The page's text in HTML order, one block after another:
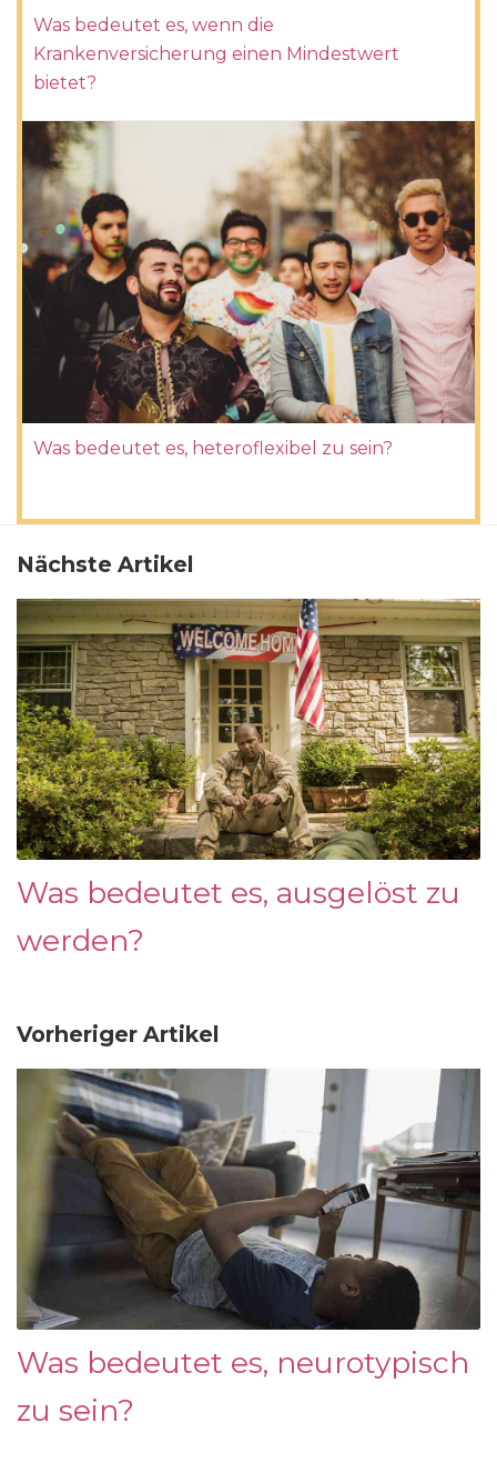
Was bedeutet es, wenn die
Krankenversicherung einen Mindestwert
bietet?
Was bedeutet es, heteroflexibel zu sein?
Nächste Artikel
Was bedeutet es, ausgelöst zu
werden?
Vorheriger Artikel
Was bedeutet es, neurotypisch
zu sein?